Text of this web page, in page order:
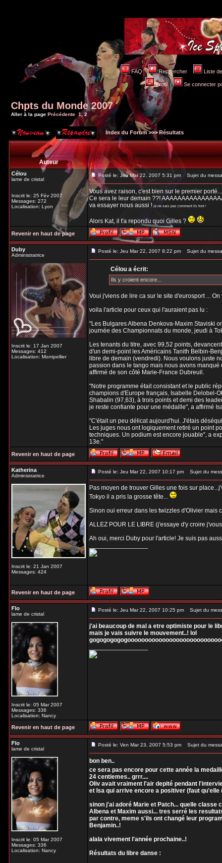
FAQ Rechercher Liste
Profil Se connecter
Chpts du Monde 2007
Aller à la page Précédente 1,2
Index du Forum>>>Résultats
Auteur
Célou
lame de cristal
Inscrit le: 25 Fév 2007
Messages: 272
Localisation: Lyon
Posté le: Jeu Mar 22, 2007 5:31 pm Sujet du
Vous avez raison, c'est bien sur le premier
Ce sera le leur demain ??!
va essayer nous aussi !je ne sais pas comment ils font !
Alors Kat, il t'a repondu quoi Gilles ?
Revenir en haut de page
Duby
Administratrice
Inscrit le: 17 Jan 2007
Messages: 412
Localisation: Montpellier
Posté le: Jeu Mar 22, 2007 8:22 pm Sujet du
Célou a écrit:
Ils y croient encore...
Voui j'viens de lire ca sur le site d'eurosport ...
voila l'article pour ceux qui l'auraient pas lu :
"Les Bulgares Albena Denkova-Maxim Staviski
journée des Championnats du monde, jeudi à
Les tenants du titre, avec 99,52 points,
d'un demi-point les Américains Tanith Belbin-
libre de demain (vendredi). Nous voulons juste
passion dans le tango mais nous avons
affirmé de son côté Marie-France Dubreuil.
"Notre programme était consistant et le public
champions d'Europe français, Isabelle Delobel-
Shabalin (97,63), à trois points et demi des
je reste confiante pour une médaille", a affirmé
"C'était un peu délicat aujourd'hui. J'étais
Les juges nous ont logiquement retiré un point
techniques. Un podium est encore jouable", a
13e."
Revenir en haut de page
Katherina
Administratrice
Inscrit le: 21 Jan 2007
Messages: 424
Posté le: Jeu Mar 22, 2007 10:17 pm Sujet du
Pas moyen de trouver Gilles une fois sur
Tokyo il a pris la grosse tête...
Sinon oui erreur dans les twizzles d'Olivier mais
ALLEZ POUR LE LIBRE (j'essaye d'y croire
Ah oui, merci Duby pour l'article! Je suis pas
_________________
Revenir en haut de page
Flo
lame de cristal
Inscrit le: 05 Mar 2007
Messages: 336
Localisation: Nancy
Posté le: Jeu Mar 22, 2007 10:25 pm Sujet du
j'ai beaucoup de mal a etre optimiste pour le
mais je vais suivre le mouvement..! lol
_________________
Revenir en haut de page
Flo
lame de cristal
Inscrit le: 05 Mar 2007
Messages: 336
Localisation: Nancy
Posté le: Ven Mar 23, 2007 5:53 pm Sujet du
bon ben..
ce sera pas encore pour cette année la
24 centiemes.. grrr....
Oliv avait vraiment l'air depité pendant
et Isa qui arrive encore a positiver (faut qu'elle
sinon j'ai adoré Marie et Patch... quelle classe
Albena et Maxim aussi... tres serré les
par contre, meme s'ils ont changé leur
Benjamin..!
alala vivement l'année prochaine..!
Résultats du libre danse :